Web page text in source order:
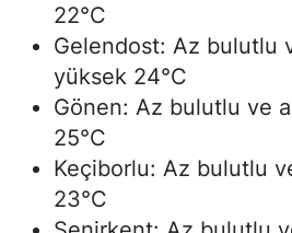
22°C
Gelendost: Az bulutlu
yüksek 24°C
Gönen: Az bulutlu ve
25°C
Keçiborlu: Az bulutlu
23°C